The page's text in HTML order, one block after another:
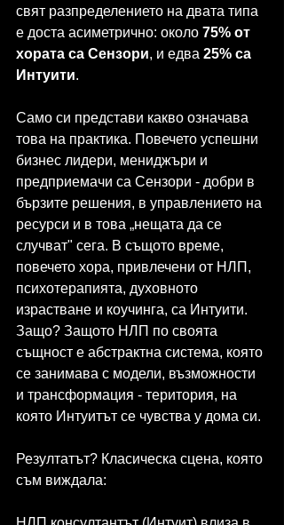
свят разпределението на двата типа
е доста асиметрично: около 75% от
хората са Сензори, и едва 25% са
Интуити.
Само си представи какво означава
това на практика. Повечето успешни
бизнес лидери, мениджъри и
предприемачи са Сензори - добри в
бързите решения, в управлението на
ресурси и в това „нещата да се
случват" сега. В същото време,
повечето хора, привлечени от НЛП,
психотерапията, духовното
израстване и коучинга, са Интуити.
Защо? Защото НЛП по своята
същност е абстрактна система, която
се занимава с модели, възможности
и трансформация - територия, на
която Интуитът се чувства у дома си.
Резултатът? Класическа сцена, която
съм виждала: